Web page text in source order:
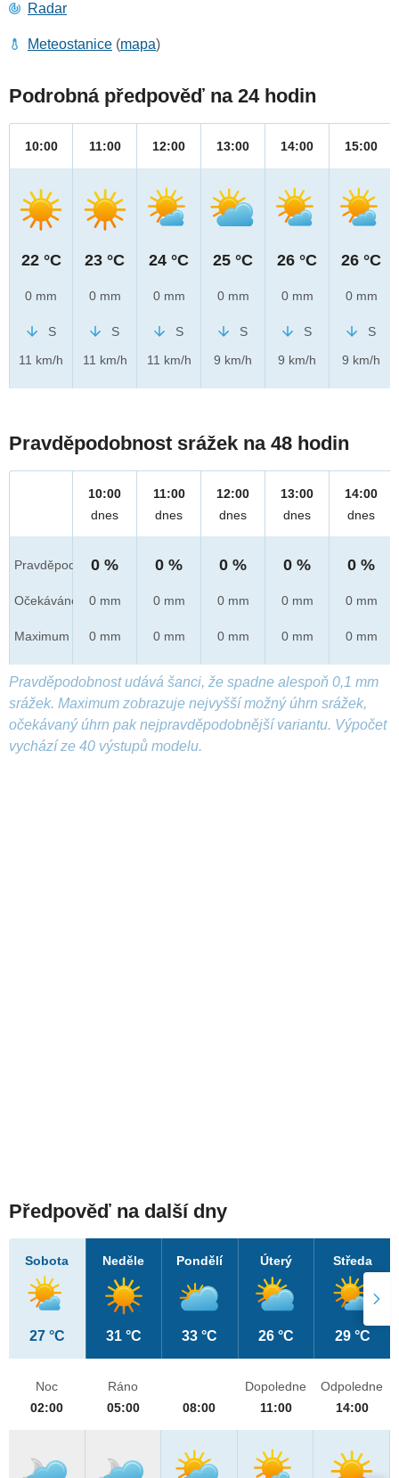
Radar
Meteostanice (mapa)
Podrobná předpověď na 24 hodin
10:00
22 °C
0 mm
S
11 km/h
11:00
23 °C
0 mm
S
11 km/h
12:00
24 °C
0 mm
S
11 km/h
13:00
25 °C
0 mm
S
9 km/h
14:00
26 °C
0 mm
S
9 km/h
15:00
26 °C
0 mm
S
9 km/h
Pravděpodobnost srážek na 48 hodin
Pravděpod.
Očekáváno
Maximum
10:00
dnes
0 %
0 mm
0 mm
11:00
dnes
0 %
0 mm
0 mm
12:00
dnes
0 %
0 mm
0 mm
13:00
dnes
0 %
0 mm
0 mm
14:00
dnes
0 %
0 mm
0 mm
Pravděpodobnost udává šanci, že spadne alespoň 0,1 mm
srážek. Maximum zobrazuje nejvyšší možný úhrn srážek,
očekávaný úhrn pak nejpravděpodobnější variantu. Výpočet
vychází ze 40 výstupů modelu.
Předpověď na další dny
Sobota
27 °C
Neděle
31 °C
Pondělí
33 °C
Úterý
26 °C
Středa
29 °C
Noc
02:00
Ráno
05:00
08:00
Dopoledne
11:00
Odpoledne
14:00